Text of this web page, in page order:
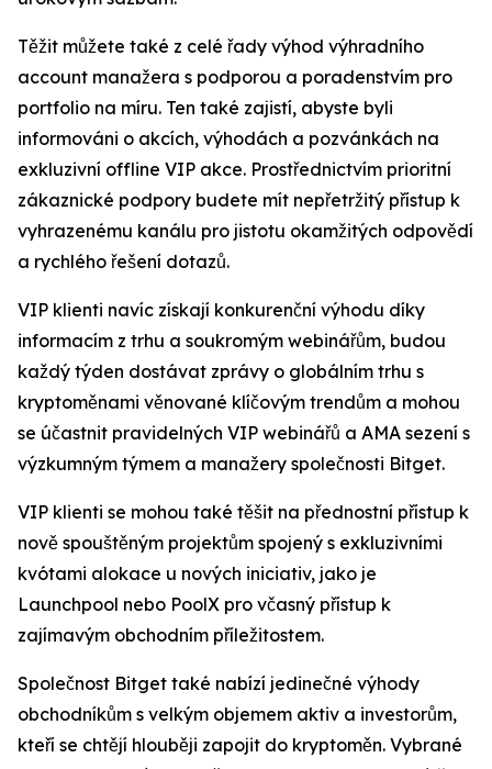
Těžit můžete také z celé řady výhod výhradního
account manažera s podporou a poradenstvím pro
portfolio na míru. Ten také zajistí, abyste byli
informováni o akcích, výhodách a pozvánkách na
exkluzivní offline VIP akce. Prostřednictvím prioritní
zákaznické podpory budete mít nepřetržitý přístup k
vyhrazenému kanálu pro jistotu okamžitých odpovědí
a rychlého řešení dotazů.
VIP klienti navíc získají konkurenční výhodu díky
informacím z trhu a soukromým webinářům, budou
každý týden dostávat zprávy o globálním trhu s
kryptoměnami věnované klíčovým trendům a mohou
se účastnit pravidelných VIP webinářů a AMA sezení s
výzkumným týmem a manažery společnosti Bitget.
VIP klienti se mohou také těšit na přednostní přístup k
nově spouštěným projektům spojený s exkluzivními
kvótami alokace u nových iniciativ, jako je
Launchpool nebo PoolX pro včasný přístup k
zajímavým obchodním příležitostem.
Společnost Bitget také nabízí jedinečné výhody
obchodníkům s velkým objemem aktiv a investorům,
kteří se chtějí hlouběji zapojit do kryptoměn. Vybrané